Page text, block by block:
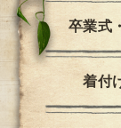
卒業式
着付